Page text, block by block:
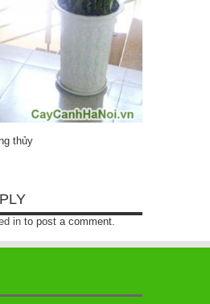
thủy
in to post a comment.